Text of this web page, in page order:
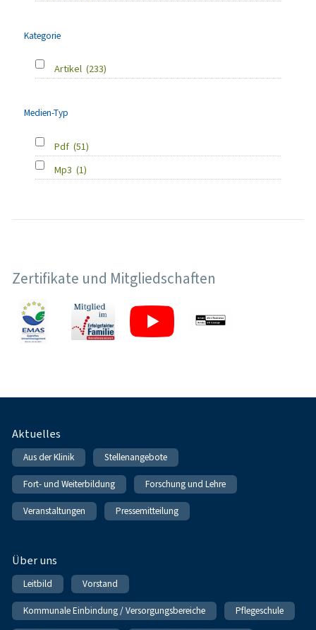
Kategorie
Artikel (233)
Medien-Typ
Pdf (51)
Mp3 (1)
Zertifikate und Mitgliedschaften
Fußnavigation
Aktuelles
Aus der Klinik Stellenangebote
Fort- und Weiterbildung Forschung und Lehre
Veranstaltungen Pressemitteilung
Über uns
Leitbild Vorstand
Kommunale Einbindung / Versorgungsbereiche Pflegeschule